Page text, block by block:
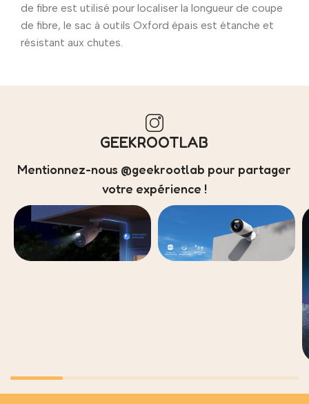
de fibre est utilisé pour localiser la longueur de coupe
de fibre, le sac à outils Oxford épais est étanche et
résistant aux chutes.
GEEKROOTLAB
Mentionnez-nous @geekrootlab pour partager
votre expérience !